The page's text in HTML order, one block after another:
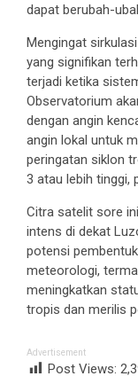
dapat berubah-
Mengingat
yang signifikan
terjadi ketika
Observatorium
dengan angin
angin lokal untuk
peringatan siklon
3 atau lebih tinggi,
Citra satelit sore
intens di dekat
potensi
meteorologi,
meningkatkan
tropis dan merilis
Advertisement
Post Views: